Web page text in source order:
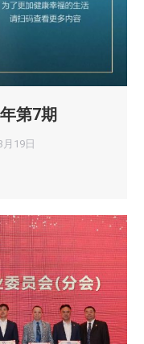
第7期
19日